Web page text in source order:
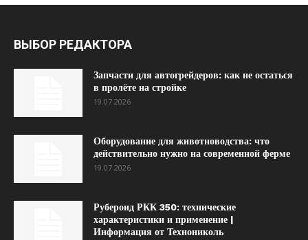
ВЫБОР РЕДАКТОРА
Запчасти для автогрейдеров: как не остаться
в пролёте на стройке
19.07.2026
Оборудование для животноводства: что
действительно нужно на современной ферме
19.07.2026
Рубероид РКК 350: технические
характеристики и применение |
Информация от Технониколь